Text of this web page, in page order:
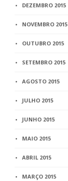
DEZEMBRO 2015
NOVEMBRO 2015
OUTUBRO 2015
SETEMBRO 2015
AGOSTO 2015
JULHO 2015
JUNHO 2015
MAIO 2015
ABRIL 2015
MARÇO 2015